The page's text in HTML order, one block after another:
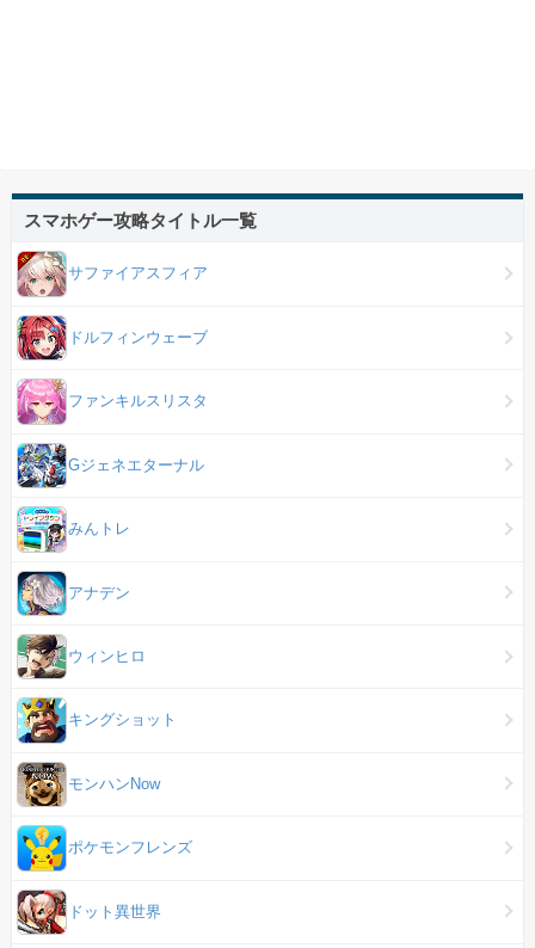
スマホゲー攻略タイトル一覧
サファイアスフィア
ドルフィンウェーブ
ファンキルスリスタ
Gジェネエターナル
みんトレ
アナデン
ウィンヒロ
キングショット
モンハンNow
ポケモンフレンズ
ドット異世界